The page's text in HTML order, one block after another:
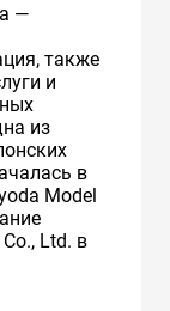
—
также
и
из
в
Model
Ltd. в